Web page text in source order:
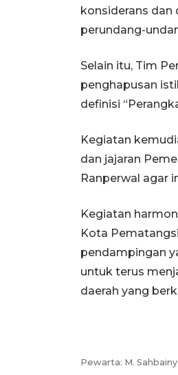
konsiderans dan
perundang-
Selain itu, Tim
penghapusan
definisi
Kegiatan
dan jajaran
Ranperwal agar
Kegiatan
Kota
pendampingan
untuk terus
daerah yang
Pewarta: M.